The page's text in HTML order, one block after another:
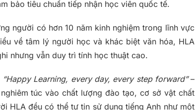
bảo tiêu chuẩn tiếp nhận học viên quốc tế.
người có hơn 10 năm kinh nghiệm trong lĩnh vực
về tâm lý người học và khác biệt văn hóa, HLA
nhưng vẫn duy trì tính học thuật cao.
“Happy Learning, every day, every step forward”–
túc vào chất lượng đào tạo, cơ sở vật chất
HLA đều có thể tự tin sử dụng tiếng Anh như một